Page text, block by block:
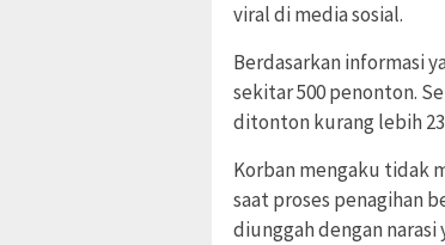
viral di media sosial.
Berdasarkan informasi
sekitar 500 penonton.
ditonton kurang lebih
Korban mengaku tidak
saat proses penagihan
diunggah dengan